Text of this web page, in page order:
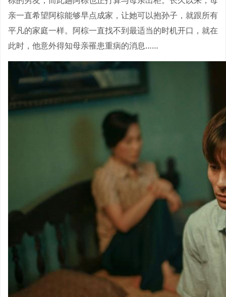
亲一直希望阿棕能够早点成家，让她可以抱孙子，就跟所有
平凡的家庭一样。阿棕一直找不到最适当的时机开口，就在
此时，他意外得知母亲罹患重病的消息……